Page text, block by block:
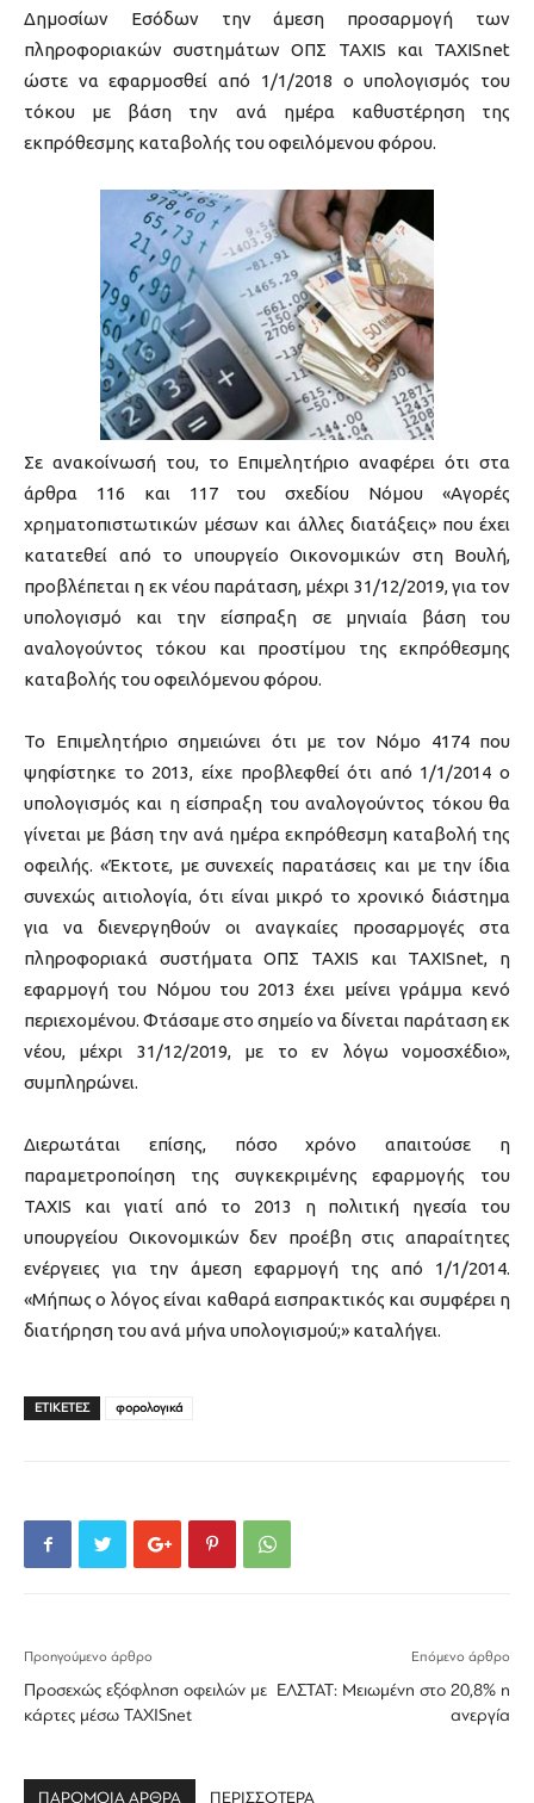
Δημοσίων Εσόδων την άμεση προσαρμογή των
πληροφοριακών συστημάτων ΟΠΣ ΤΑΧΙS και TAXISnet
ώστε να εφαρμοσθεί από 1/1/2018 ο υπολογισμός του
τόκου με βάση την ανά ημέρα καθυστέρηση της
εκπρόθεσμης καταβολής του οφειλόμενου φόρου.
Σε ανακοίνωσή του, το Επιμελητήριο αναφέρει ότι στα
άρθρα 116 και 117 του σχεδίου Νόμου «Αγορές
χρηματοπιστωτικών μέσων και άλλες διατάξεις» που έχει
κατατεθεί από το υπουργείο Οικονομικών στη Βουλή,
προβλέπεται η εκ νέου παράταση, μέχρι 31/12/2019, για τον
υπολογισμό και την είσπραξη σε μηνιαία βάση του
αναλογούντος τόκου και προστίμου της εκπρόθεσμης
καταβολής του οφειλόμενου φόρου.
Το Επιμελητήριο σημειώνει ότι με τον Νόμο 4174 που
ψηφίστηκε το 2013, είχε προβλεφθεί ότι από 1/1/2014 ο
υπολογισμός και η είσπραξη του αναλογούντος τόκου θα
γίνεται με βάση την ανά ημέρα εκπρόθεσμη καταβολή της
οφειλής. «Έκτοτε, με συνεχείς παρατάσεις και με την ίδια
συνεχώς αιτιολογία, ότι είναι μικρό το χρονικό διάστημα
για να διενεργηθούν οι αναγκαίες προσαρμογές στα
πληροφοριακά συστήματα ΟΠΣ ΤΑΧΙS και TAXISnet, η
εφαρμογή του Νόμου του 2013 έχει μείνει γράμμα κενό
περιεχομένου. Φτάσαμε στο σημείο να δίνεται παράταση εκ
νέου, μέχρι 31/12/2019, με το εν λόγω νομοσχέδιο»,
συμπληρώνει.
Διερωτάται επίσης, πόσο χρόνο απαιτούσε η
παραμετροποίηση της συγκεκριμένης εφαρμογής του
TAXIS και γιατί από το 2013 η πολιτική ηγεσία του
υπουργείου Οικονομικών δεν προέβη στις απαραίτητες
ενέργειες για την άμεση εφαρμογή της από 1/1/2014.
«Μήπως ο λόγος είναι καθαρά εισπρακτικός και συμφέρει η
διατήρηση του ανά μήνα υπολογισμού;» καταλήγει.
ΕΤΙΚΕΤΕΣ φορολογικά
Προηγούμενο άρθρο
Προσεχώς εξόφληση οφειλών με
κάρτες μέσω TAXISnet
Επόμενο άρθρο
ΕΛΣΤΑΤ: Μειωμένη στο 20,8% η
ανεργία
ΠΑΡΟΜΟΙΑ ΑΡΘΡΑ ΠΕΡΙΣΣΟΤΕΡΑ